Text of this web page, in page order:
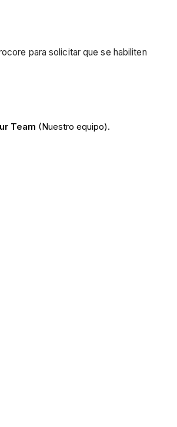
para solicitar que se habiliten
Team (Nuestro equipo).